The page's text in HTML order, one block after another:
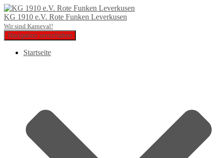
KG 1910 e.V. Rote Funken Leverkusen
Wir sind Karneval!
Navigation umschalten
Startseite